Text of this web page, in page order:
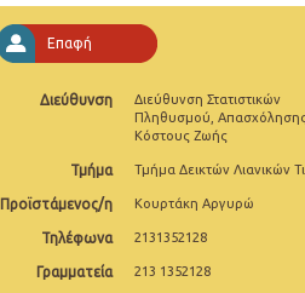
Φεβρουαρίου 2025
Δεκεμβρίου 2024
Νοεμβρίου 2024
Οκτωβρίου 2024
Επαφή
Διεύθυνση
Διεύθυνση Στατιστικών
Πληθυσμού, Απασχόλησης
Κόστους Ζωής
Τμήμα Τμήμα Δεικτών Λιανικών
Προϊστάμενος/η Κουρτάκη Αργυρώ
Τηλέφωνα 2131352128
Γραμματεία 213 1352128